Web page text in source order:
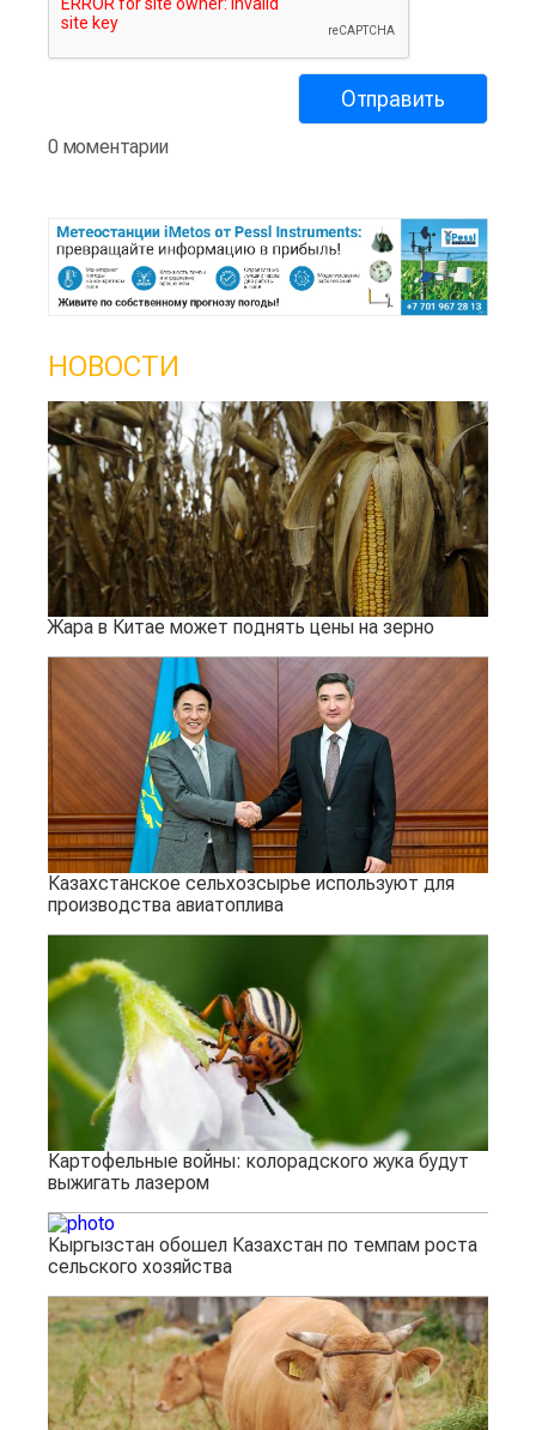
0 моментарии
НОВОСТИ
Жара в Китае может поднять цены на зерно
Казахстанское сельхозсырье используют для
производства авиатоплива
Картофельные войны: колорадского жука будут
выжигать лазером
Кыргызстан обошел Казахстан по темпам роста
сельского хозяйства